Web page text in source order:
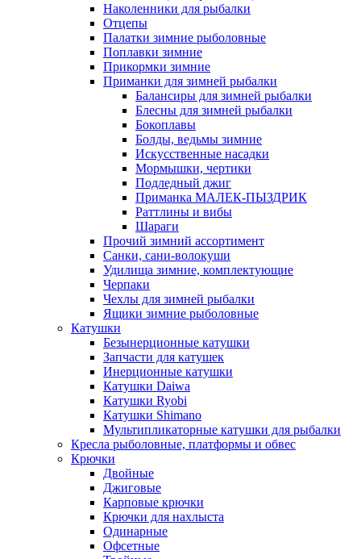
Наколенники для рыбалки
Отцепы
Палатки зимние рыболовные
Поплавки зимние
Прикормки зимние
Приманки для зимней рыбалки
Балансиры для зимней рыбалки
Блесны для зимней рыбалки
Бокоплавы
Болды, ведьмы зимние
Искусственные насадки
Мормышки, чертики
Подледный джиг
Приманка МАЛЕК-ПЫЗДРИК
Раттлины и вибы
Шараги
Прочий зимний ассортимент
Санки, сани-волокуши
Удилища зимние, комплектующие
Черпаки
Чехлы для зимней рыбалки
Ящики зимние рыболовные
Катушки
Безынерционные катушки
Запчасти для катушек
Инерционные катушки
Катушки Daiwa
Катушки Ryobi
Катушки Shimano
Мультипликаторные катушки для рыбалки
Кресла рыболовные, платформы и обвес
Крючки
Двойные
Джиговые
Карповые крючки
Крючки для нахлыста
Одинарные
Офсетные